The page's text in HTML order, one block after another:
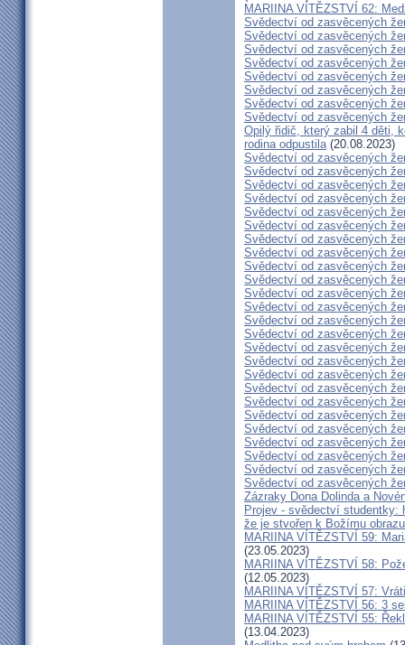
MARIINA VÍTĚZSTVÍ 62:
Svědectví od zasvěcených
Svědectví od zasvěcených
Svědectví od zasvěcených
Svědectví od zasvěcených
Svědectví od zasvěcených
Svědectví od zasvěcených
Svědectví od zasvěcených
Svědectví od zasvěcených
Opilý řidič, který zabil 4 děti,
rodina odpustila(20.08.2023)
Svědectví od zasvěcených
Svědectví od zasvěcených
Svědectví od zasvěcených
Svědectví od zasvěcených
Svědectví od zasvěcených
Svědectví od zasvěcených
Svědectví od zasvěcených
Svědectví od zasvěcených
Svědectví od zasvěcených
Svědectví od zasvěcených
Svědectví od zasvěcených
Svědectví od zasvěcených
Svědectví od zasvěcených
Svědectví od zasvěcených
Svědectví od zasvěcených
Svědectví od zasvěcených
Svědectví od zasvěcených
Svědectví od zasvěcených
Svědectví od zasvěcených
Svědectví od zasvěcených
Svědectví od zasvěcených
Svědectví od zasvěcených
Svědectví od zasvěcených
Svědectví od zasvěcených
Svědectví od zasvěcených
Zázraky Dona Dolinda a
Projev - svědectví studentky:
že je stvořen k Božímu obrazu
MARIINA VÍTĚZSTVÍ 59:
(23.05.2023)
MARIINA VÍTĚZSTVÍ 58:
(12.05.2023)
MARIINA VÍTĚZSTVÍ 57:
MARIINA VÍTĚZSTVÍ 56: 3
MARIINA VÍTĚZSTVÍ 55:
(13.04.2023)